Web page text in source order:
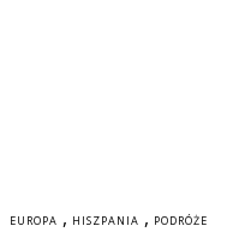
EUROPA , HISZPANIA , PODRÓŻE